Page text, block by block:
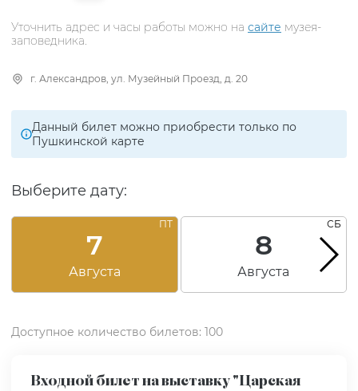
Уточнить адрес и часы работы можно на сайте музея-
заповедника.
г. Александров, ул. Музейный Проезд, д. 20
Данный билет можно приобрести только по
Пушкинской карте
Выберите дату:
ПТ
7
Августа
СБ
8
Августа
Доступное количество билетов: 100
Входной билет на выставку "Царская